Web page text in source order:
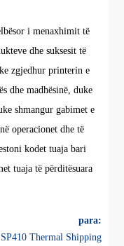
i menaxhimit të
dhe suksesit të
zgjedhur printerin e
dhe madhësinë, duke
shmangur gabimet e
operacionet dhe të
kodet tuaja bari
tuaja të përditësuara
para:
Thermal Shipping